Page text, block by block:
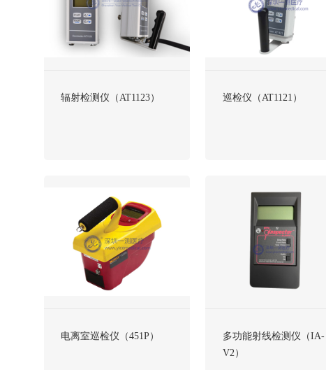
辐射检测仪（AT1123） 巡检仪（AT1121）
电离室巡检仪（451P）
多功能射线检测仪（IA-
V2）